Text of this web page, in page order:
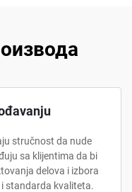
stručnost da nude
sa klijentima da bi
delova i izbora
standarda kvaliteta.